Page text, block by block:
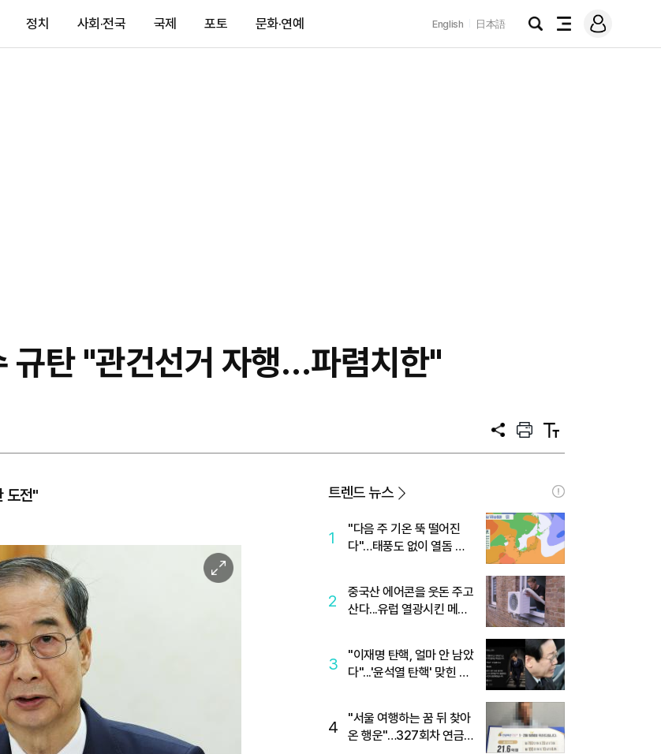
정치 사회·전국 국제 포토 문화·연예 English 日本語
검
전
메
그
규탄 "관건선거 자행…파렴치한"
공
프
트
텍
트
도전"
이
미
트렌드 뉴스
1
"다음 주 기온 뚝 떨어진
다"…태풍도 없이 열돔 박
2
중국산 에어콘을 웃돈 주고
산다...유럽 열광시킨 메이
3
"이재명 탄핵, 얼마 안 남았
다"...'윤석열 탄핵' 맞힌 무
4
"서울 여행하는 꿈 뒤 찾아
온 행운"…327회차 연금